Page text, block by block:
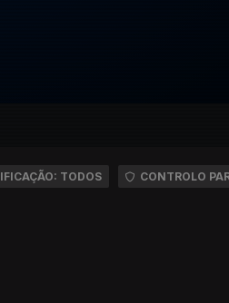
TODOS CONTROLO